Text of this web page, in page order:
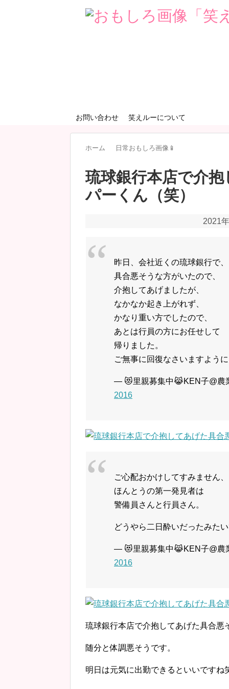
お問い合わせ 笑えルーについて
ホーム 日常おもしろ画像📱
琉球銀行本店で介
パーくん（笑）
2021
昨日、会社近くの琉球銀行で、
具合悪そうな方がいたので、
介抱してあげましたが、
なかなか起き上がれず、
かなり重い方でしたので、
あとは行員の方にお任せして
帰りました。
ご無事に回復なさいますよう
— 😻里親募集中😹KEN子@農
2016
ご心配おかけしてすみません、
ほんとうの第一発見者は
警備員さんと行員さん。
どうやら二日酔いだったみた
— 😻里親募集中😹KEN子@農
2016
琉球銀行本店で介抱してあげた具合悪
随分と体調悪そうです。
明日は元気に出勤できるといいですね